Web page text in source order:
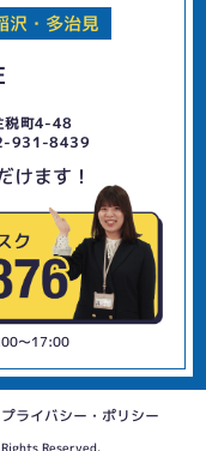
沢・多治見
税町4-48
931-8439
けます！
〜17:00
プライバシー・ポリシー
Reserved.